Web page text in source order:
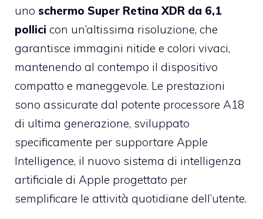
uno schermo Super Retina XDR da 6,1
pollici con un’altissima risoluzione, che
garantisce immagini nitide e colori vivaci,
mantenendo al contempo il dispositivo
compatto e maneggevole. Le prestazioni
sono assicurate dal potente processore A18
di ultima generazione, sviluppato
specificamente per supportare Apple
Intelligence, il nuovo sistema di intelligenza
artificiale di Apple progettato per
semplificare le attività quotidiane dell’utente.